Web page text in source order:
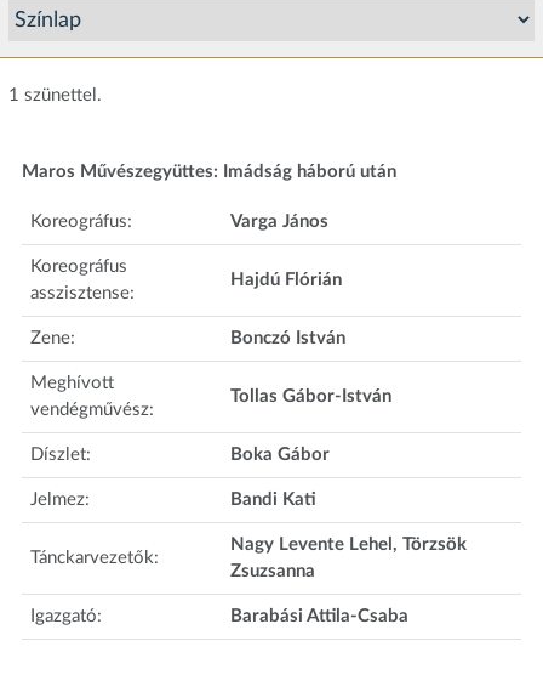
1 szünettel.
Maros Művészegyüttes: Imádság háború után
Koreográfus: Varga János
Koreográfus
asszisztense:
Hajdú Flórián
Zene: Bonczó István
Meghívott
vendégművész:
Tollas Gábor-István
Díszlet: Boka Gábor
Jelmez: Bandi Kati
Tánckarvezetők:
Nagy Levente Lehel, Törzsök
Zsuzsanna
Igazgató: Barabási Attila-Csaba